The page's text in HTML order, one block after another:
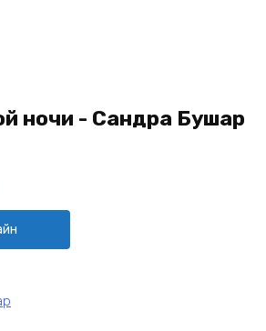
ночи - Сандра Бушар